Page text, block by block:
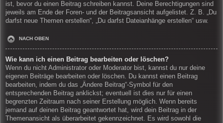
ist, bevor du einen Beitrag schreiben kannst. Deine Berechtigungen sind
jeweils am Ende der Foren- und der Beitragsansicht aufgelistet. Z. B. „Du
darfst neue Themen erstellen“, „Du darfst Dateianhänge erstellen“ usw.
NACH OBEN
Wie kann ich einen Beitrag bearbeiten oder löschen?
Wenn du nicht Administrator oder Moderator bist, kannst du nur deine
eigenen Beiträge bearbeiten oder löschen. Du kannst einen Beitrag
bearbeiten, indem du das „Ändere Beitrag“-Symbol für den
entsprechenden Beitrag anklickst; eventuell ist dies nur für einen
begrenzten Zeitraum nach seiner Erstellung möglich. Wenn bereits
jemand auf deinen Beitrag geantwortet hat, wird dein Beitrag in der
Themenansicht als überarbeitet gekennzeichnet. Es wird sowohl die